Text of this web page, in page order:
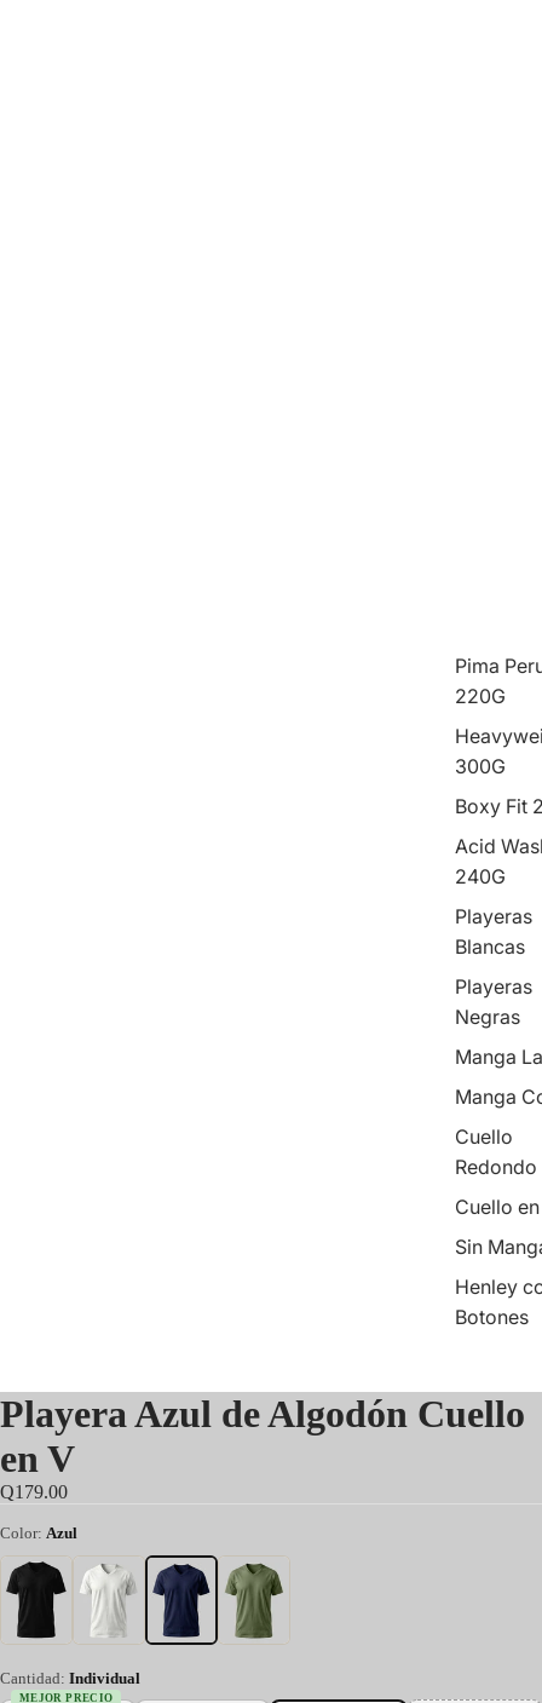
Pima
220G
300G
Boxy Fit
Acid
240G
Playeras
Blancas
Playeras
Negras
Manga
Manga
Cuello
Redondo
Cuello
Sin
Henley
Botones
Playera Azul de Algodón Cuello
en V
Q179.00
Color: Azul
Cantidad: Individual
MEJOR PRECIO